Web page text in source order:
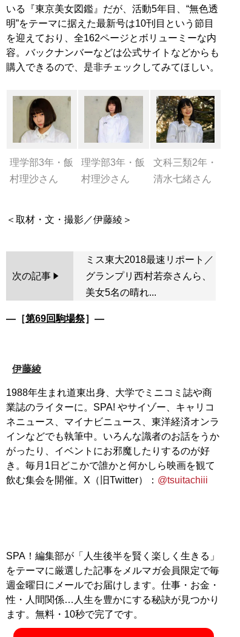
いる『東京美女図鑑』だが、活動5年目、“無色透
明”をテーマに据えた最新号は10刊目という節目
を迎えており、全162ページとボリューミーな内
容。バックナンバーなどは公式サイトなどからも
購入できるので、是非チェックしてみてほしい。
理学部3年・飯
村理沙さん
理学部3年・飯
村理沙さん
文科三類2年・
清水七緒さん
次の記事
ミス東大2018最速リポート／
グランプリ西村若奈さんら、
美女5名の晴れ...
―［第69回駒場祭］―
伊藤綾
1988年生まれ道東出身、大学でミニコミ誌や商
業誌のライターに。SPA! やサイゾー、キャリコ
ネニュース、マイナビニュース、東洋経済オンラ
インなどでも執筆中。いろんな識者のお話をうか
がったり、イベントにお邪魔したりするのが好
き。毎月1日どこかで誰かと何かしら映画を観て
飲む集会を開催。X（旧Twitter）： @tsuitachiii
SPA！編集部が「人生後半を賢く楽しく生きる」
をテーマに厳選した記事をメルマガ会員限定で毎
週金曜日にメールでお届けします。仕事・お金・
性・人間関係…人生を豊かにする秘訣が見つかり
ます。無料・10秒で完了です。